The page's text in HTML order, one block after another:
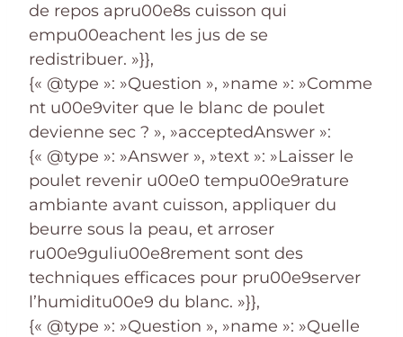
de repos apru00e8s cuisson qui
empu00eachent les jus de se
redistribuer. »}},
{« @type »: »Question », »name »: »Comme
nt u00e9viter que le blanc de poulet
devienne sec ? », »acceptedAnswer »:
{« @type »: »Answer », »text »: »Laisser le
poulet revenir u00e0 tempu00e9rature
ambiante avant cuisson, appliquer du
beurre sous la peau, et arroser
ru00e9guliu00e8rement sont des
techniques efficaces pour pru00e9server
l’humiditu00e9 du blanc. »}},
{« @type »: »Question », »name »: »Quelle